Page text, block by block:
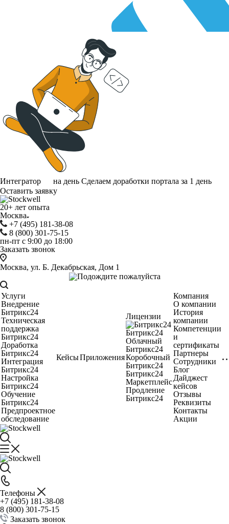
Интегратор на день Сделаем доработки портала за 1 день
Оставить заявку
20+ лет опыта
Москва
+7 (495) 181-38-08
8 (800) 301-75-15
пн-пт с 9:00 до 18:00
Заказать звонок
Москва, ул. Б. Декабрьская, Дом 1
Услуги
Внедрение
Битрикс24
Техническая
поддержка
Битрикс24
Доработка
Битрикс24
Интеграция
Битрикс24
Настройка
Битрикс24
Обучение
Битрикс24
Предпроектное
обследование
КейсыПриложения
Лицензии
Битрикс24
Облачный
Битрикс24
Коробочный
Битрикс24
Битрикс24
Маркетплейс
Продление
Битрикс24
Компания
О компании
История
компании
Компетенции
и
сертификаты
Партнеры
Сотрудники
Блог
Дайджест
кейсов
Отзывы
Реквизиты
Контакты
Акции
Телефоны
+7 (495) 181-38-08
8 (800) 301-75-15
Заказать звонок